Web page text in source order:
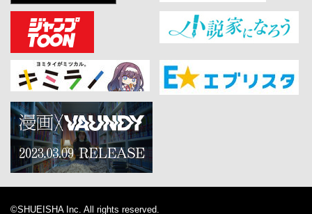
©SHUEISHA Inc. All rights reserved.